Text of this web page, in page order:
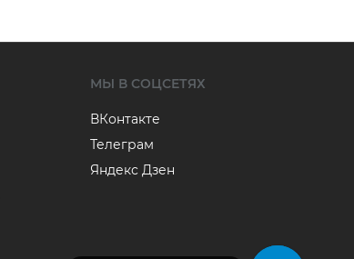
МЫ В СОЦСЕТЯХ
ВКонтакте
Телеграм
Яндекс Дзен